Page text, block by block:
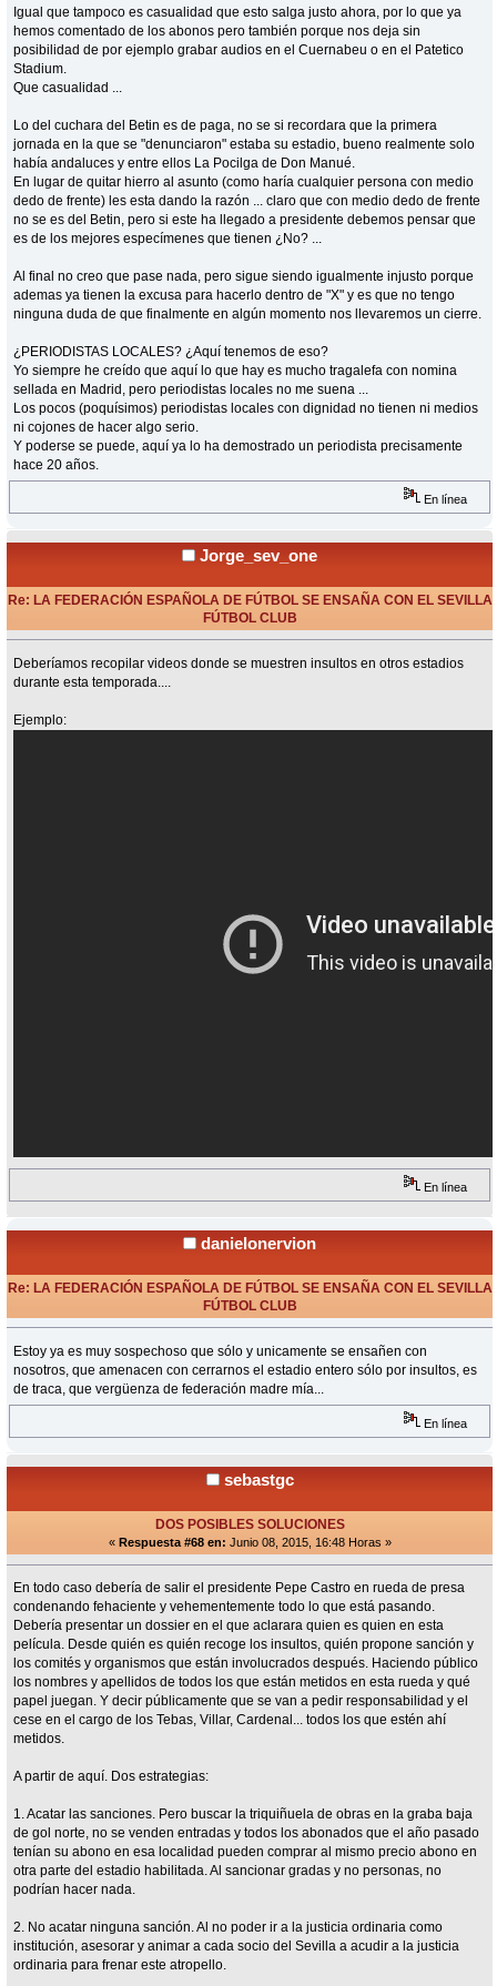
Igual que tampoco es casualidad que esto salga justo ahora, por lo que ya
hemos comentado de los abonos pero también porque nos deja sin
posibilidad de por ejemplo grabar audios en el Cuernabeu o en el Patetico
Stadium.
Que casualidad ...
Lo del cuchara del Betin es de paga, no se si recordara que la primera
jornada en la que se "denunciaron" estaba su estadio, bueno realmente solo
había andaluces y entre ellos La Pocilga de Don Manué.
En lugar de quitar hierro al asunto (como haría cualquier persona con medio
dedo de frente) les esta dando la razón ... claro que con medio dedo de frente
no se es del Betin, pero si este ha llegado a presidente debemos pensar que
es de los mejores especímenes que tienen ¿No? ...
Al final no creo que pase nada, pero sigue siendo igualmente injusto porque
ademas ya tienen la excusa para hacerlo dentro de "X" y es que no tengo
ninguna duda de que finalmente en algún momento nos llevaremos un cierre.
¿PERIODISTAS LOCALES? ¿Aquí tenemos de eso?
Yo siempre he creído que aquí lo que hay es mucho tragalefa con nomina
sellada en Madrid, pero periodistas locales no me suena ...
Los pocos (poquísimos) periodistas locales con dignidad no tienen ni medios
ni cojones de hacer algo serio.
Y poderse se puede, aquí ya lo ha demostrado un periodista precisamente
hace 20 años.
En línea
Jorge_sev_one
Re: LA FEDERACIÓN ESPAÑOLA DE FÚTBOL SE ENSAÑA CON EL SEVILLA
FÚTBOL CLUB
Deberíamos recopilar videos donde se muestren insultos en otros estadios
durante esta temporada....
Ejemplo:
En línea
danielonervion
Re: LA FEDERACIÓN ESPAÑOLA DE FÚTBOL SE ENSAÑA CON EL SEVILLA
FÚTBOL CLUB
Estoy ya es muy sospechoso que sólo y unicamente se ensañen con
nosotros, que amenacen con cerrarnos el estadio entero sólo por insultos, es
de traca, que vergüenza de federación madre mía...
En línea
sebastgc
DOS POSIBLES SOLUCIONES
« Respuesta #68 en: Junio 08, 2015, 16:48 Horas »
En todo caso debería de salir el presidente Pepe Castro en rueda de presa
condenando fehaciente y vehementemente todo lo que está pasando.
Debería presentar un dossier en el que aclarara quien es quien en esta
película. Desde quién es quién recoge los insultos, quién propone sanción y
los comités y organismos que están involucrados después. Haciendo público
los nombres y apellidos de todos los que están metidos en esta rueda y qué
papel juegan. Y decir públicamente que se van a pedir responsabilidad y el
cese en el cargo de los Tebas, Villar, Cardenal... todos los que estén ahí
metidos.
A partir de aquí. Dos estrategias:
1. Acatar las sanciones. Pero buscar la triquiñuela de obras en la graba baja
de gol norte, no se venden entradas y todos los abonados que el año pasado
tenían su abono en esa localidad pueden comprar al mismo precio abono en
otra parte del estadio habilitada. Al sancionar gradas y no personas, no
podrían hacer nada.
2. No acatar ninguna sanción. Al no poder ir a la justicia ordinaria como
institución, asesorar y animar a cada socio del Sevilla a acudir a la justicia
ordinaria para frenar este atropello.